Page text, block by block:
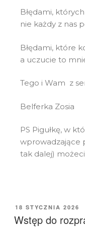
Błędami, których
nie każdy z nas
Błędami, które
a uczucie to
Tego i Wam z
Belferka Zosia
PS Pigułkę, w
wprowadzające
tak dalej)
18 STYCZNIA 2026
Wstęp do